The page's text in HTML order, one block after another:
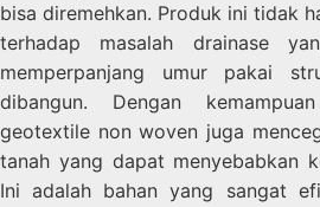
bisa diremehkan. Produk ini tidak
terhadap masalah drainase
memperpanjang umur pakai
dibangun. Dengan
geotextile non woven juga
tanah yang dapat menyebabkan
Ini adalah bahan yang sangat